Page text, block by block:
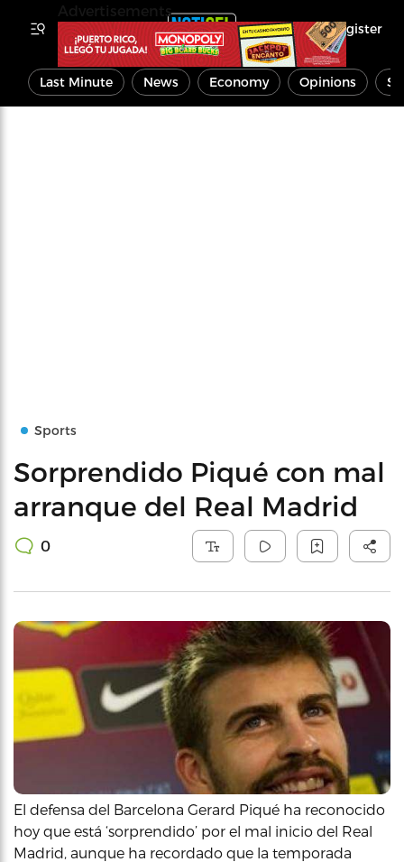
Register
Last Minute News Economy Opinions
Sports
Sorprendido Piqué con mal
arranque del Real Madrid
0
El defensa del Barcelona Gerard Piqué ha reconocido
hoy que está ‘sorprendido’ por el mal inicio del Real
Madrid, aunque ha recordado que la temporada
Advertisements